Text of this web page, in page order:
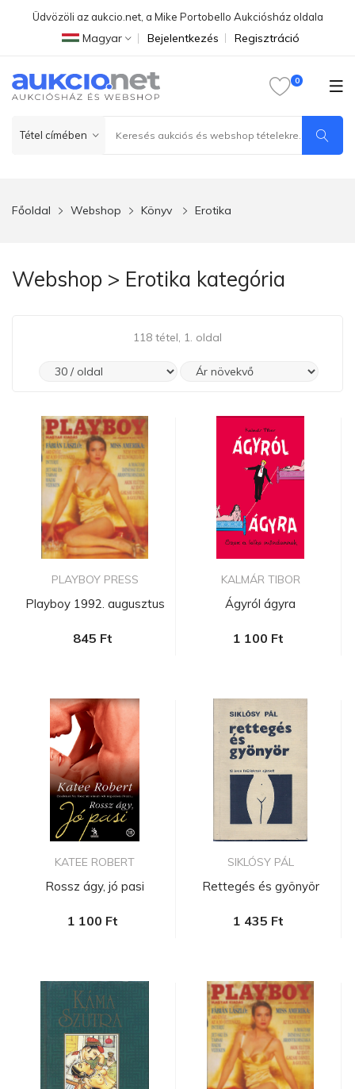
Üdvözöli az aukcio.net, a Mike Portobello Aukciósház oldala
Magyar Bejelentkezés Regisztráció
Főoldal Webshop Könyv Erotika
Webshop > Erotika kategória
118 tétel, 1. oldal
PLAYBOY PRESS
Playboy 1992. augusztus
845 Ft
KALMÁR TIBOR
Ágyról ágyra
1 100 Ft
KATEE ROBERT
Rossz ágy, jó pasi
1 100 Ft
SIKLÓSY PÁL
Rettegés és gyönyör
1 435 Ft